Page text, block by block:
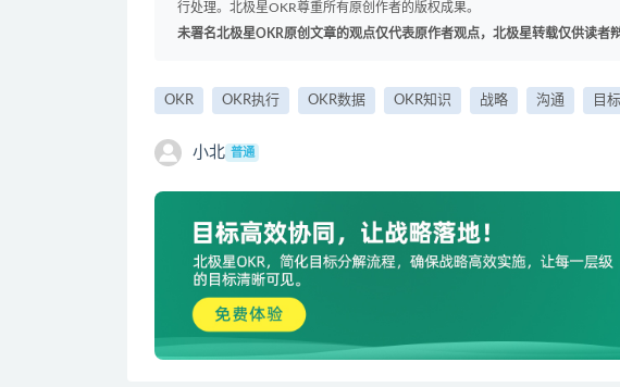
行处理。北极星OKR尊重所有原创作者的版权成果。
未署名北极星OKR原创文章的观点仅代表原作者观点，北极星转载仅供读者
OKR OKR执行 OKR数据 OKR知识 战略 沟通 目标
小北 普通